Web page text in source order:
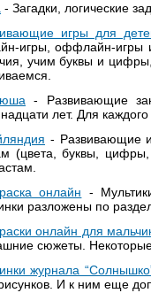
- Загадки, логические
игры для
игры, оффлайн-игры
учим буквы и
- Развивающие
лет. Для
- Развивающие
(цвета, буквы,
онлайн -
разложены по
онлайн для
сюжеты.
журнала
И к ним еще